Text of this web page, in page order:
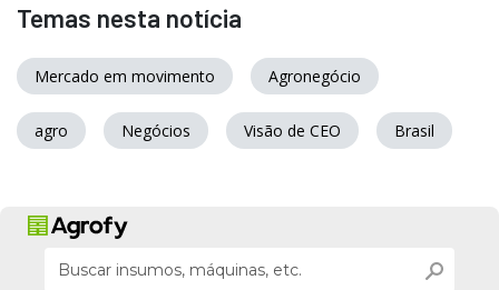
Temas nesta notícia
Mercado em movimento Agronegócio
agro Negócios Visão de CEO Brasil